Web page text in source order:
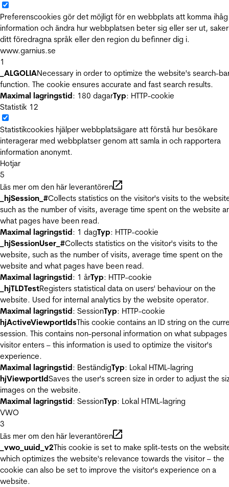
Preferenscookies gör det möjligt för en webbplats att komma ihåg
information och ändra hur webbplatsen beter sig eller ser ut,
ditt föredragna språk eller den region du befinner dig i.
www.garnius.se
1
_ALGOLIANecessary in order to optimize the website's search-
function. The cookie ensures accurate and fast search results.
Maximal lagringstid: 180 dagarTyp: HTTP-cookie
Statistik 12
Statistikcookies hjälper webbplatsägare att förstå hur besökare
interagerar med webbplatser genom att samla in och rapportera
information anonymt.
Hotjar
5
Läs mer om den här leverantören
_hjSession_#Collects statistics on the visitor's visits to the
such as the number of visits, average time spent on the website
what pages have been read.
Maximal lagringstid: 1 dagTyp: HTTP-cookie
_hjSessionUser_#Collects statistics on the visitor's visits to the
website, such as the number of visits, average time spent on the
website and what pages have been read.
Maximal lagringstid: 1 årTyp: HTTP-cookie
_hjTLDTestRegisters statistical data on users' behaviour on the
website. Used for internal analytics by the website operator.
Maximal lagringstid: SessionTyp: HTTP-cookie
hjActiveViewportIdsThis cookie contains an ID string on the
session. This contains non-personal information on what
visitor enters – this information is used to optimize the visitor's
experience.
Maximal lagringstid: BeständigTyp: Lokal HTML-lagring
hjViewportIdSaves the user's screen size in order to adjust the
images on the website.
Maximal lagringstid: SessionTyp: Lokal HTML-lagring
VWO
3
Läs mer om den här leverantören
_vwo_uuid_v2This cookie is set to make split-tests on the
which optimizes the website's relevance towards the visitor – the
cookie can also be set to improve the visitor's experience on a
website.